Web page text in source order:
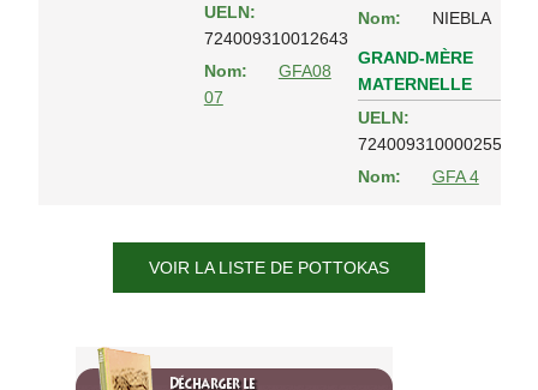
UELN:
724009310012643
Nom:
GFA08
07
Nom:
NIEBLA
GRAND-MÈRE
MATERNELLE
UELN:
724009310000255
Nom:
GFA 4
VOIR LA LISTE DE POTTOKAS